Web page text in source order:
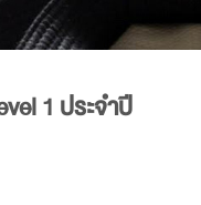
1 ประจำปี